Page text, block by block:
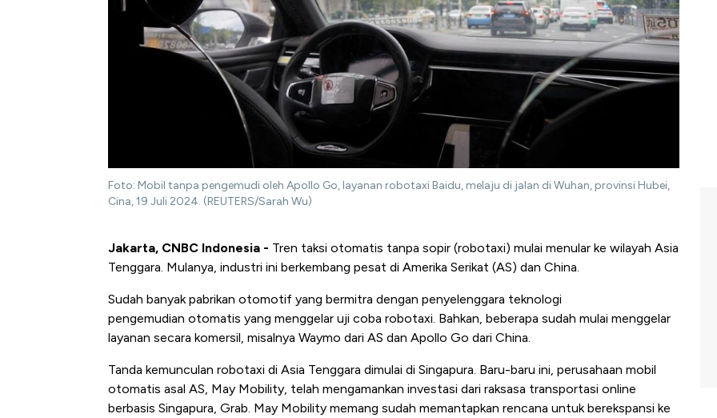
Foto: Mobil tanpa pengemudi oleh Apollo Go, layanan robotaxi Baidu, melaju di jalan di Wuhan, provinsi Hubei,
Cina, 19 Juli 2024. (REUTERS/Sarah Wu)
Jakarta, CNBC Indonesia - Tren taksi otomatis tanpa sopir (robotaxi) mulai menular ke wilayah Asia
Tenggara. Mulanya, industri ini berkembang pesat di Amerika Serikat (AS) dan China.
Sudah banyak pabrikan otomotif yang bermitra dengan penyelenggara teknologi
pengemudian otomatis yang menggelar uji coba robotaxi. Bahkan, beberapa sudah mulai menggelar
layanan secara komersil, misalnya Waymo dari AS dan Apollo Go dari China.
Tanda kemunculan robotaxi di Asia Tenggara dimulai di Singapura. Baru-baru ini, perusahaan mobil
otomatis asal AS, May Mobility, telah mengamankan investasi dari raksasa transportasi online
berbasis Singapura, Grab. May Mobility memang sudah memantapkan rencana untuk berekspansi ke